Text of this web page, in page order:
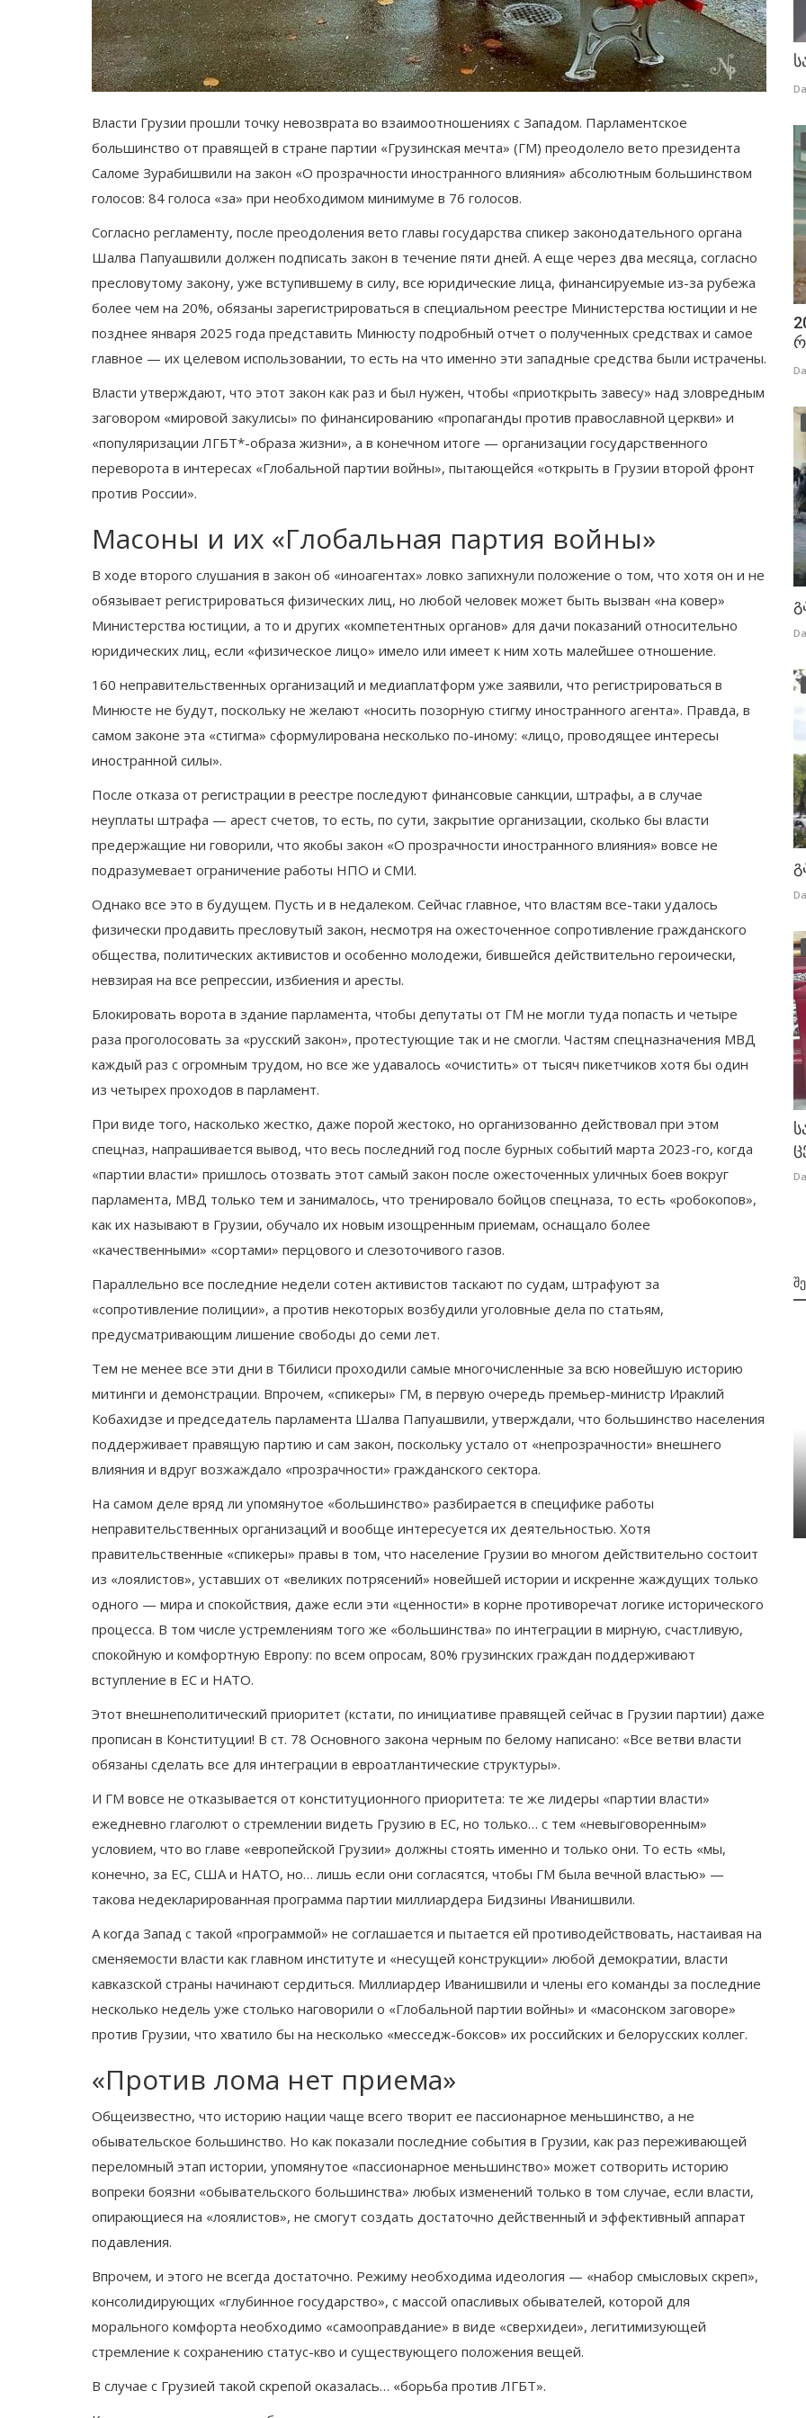
Власти Грузии прошли точку невозврата во взаимоотношениях с Западом. Парламентское
большинство от правящей в стране партии «Грузинская мечта» (ГМ) преодолело вето президента
Саломе Зурабишвили на закон «О прозрачности иностранного влияния» абсолютным большинством
голосов: 84 голоса «за» при необходимом минимуме в 76 голосов.
Согласно регламенту, после преодоления вето главы государства спикер законодательного органа
Шалва Папуашвили должен подписать закон в течение пяти дней. А еще через два месяца, согласно
пресловутому закону, уже вступившему в силу, все юридические лица, финансируемые из-за рубежа
более чем на 20%, обязаны зарегистрироваться в специальном реестре Министерства юстиции и не
позднее января 2025 года представить Минюсту подробный отчет о полученных средствах и самое
главное — их целевом использовании, то есть на что именно эти западные средства были истрачены.
Власти утверждают, что этот закон как раз и был нужен, чтобы «приоткрыть завесу» над зловредным
заговором «мировой закулисы» по финансированию «пропаганды против православной церкви» и
«популяризации ЛГБТ*-образа жизни», а в конечном итоге — организации государственного
переворота в интересах «Глобальной партии войны», пытающейся «открыть в Грузии второй фронт
против России».
Масоны и их «Глобальная партия войны»
В ходе второго слушания в закон об «иноагентах» ловко запихнули положение о том, что хотя он и не
обязывает регистрироваться физических лиц, но любой человек может быть вызван «на ковер»
Министерства юстиции, а то и других «компетентных органов» для дачи показаний относительно
юридических лиц, если «физическое лицо» имело или имеет к ним хоть малейшее отношение.
160 неправительственных организаций и медиаплатформ уже заявили, что регистрироваться в
Минюсте не будут, поскольку не желают «носить позорную стигму иностранного агента». Правда, в
самом законе эта «стигма» сформулирована несколько по-иному: «лицо, проводящее интересы
иностранной силы».
После отказа от регистрации в реестре последуют финансовые санкции, штрафы, а в случае
неуплаты штрафа — арест счетов, то есть, по сути, закрытие организации, сколько бы власти
предержащие ни говорили, что якобы закон «О прозрачности иностранного влияния» вовсе не
подразумевает ограничение работы НПО и СМИ.
Однако все это в будущем. Пусть и в недалеком. Сейчас главное, что властям все-таки удалось
физически продавить пресловутый закон, несмотря на ожесточенное сопротивление гражданского
общества, политических активистов и особенно молодежи, бившейся действительно героически,
невзирая на все репрессии, избиения и аресты.
Блокировать ворота в здание парламента, чтобы депутаты от ГМ не могли туда попасть и четыре
раза проголосовать за «русский закон», протестующие так и не смогли. Частям спецназначения МВД
каждый раз с огромным трудом, но все же удавалось «очистить» от тысяч пикетчиков хотя бы один
из четырех проходов в парламент.
При виде того, насколько жестко, даже порой жестоко, но организованно действовал при этом
спецназ, напрашивается вывод, что весь последний год после бурных событий марта 2023-го, когда
«партии власти» пришлось отозвать этот самый закон после ожесточенных уличных боев вокруг
парламента, МВД только тем и занималось, что тренировало бойцов спецназа, то есть «робокопов»,
как их называют в Грузии, обучало их новым изощренным приемам, оснащало более
«качественными» «сортами» перцового и слезоточивого газов.
Параллельно все последние недели сотен активистов таскают по судам, штрафуют за
«сопротивление полиции», а против некоторых возбудили уголовные дела по статьям,
предусматривающим лишение свободы до семи лет.
Тем не менее все эти дни в Тбилиси проходили самые многочисленные за всю новейшую историю
митинги и демонстрации. Впрочем, «спикеры» ГМ, в первую очередь премьер-министр Ираклий
Кобахидзе и председатель парламента Шалва Папуашвили, утверждали, что большинство населения
поддерживает правящую партию и сам закон, поскольку устало от «непрозрачности» внешнего
влияния и вдруг возжаждало «прозрачности» гражданского сектора.
На самом деле вряд ли упомянутое «большинство» разбирается в специфике работы
неправительственных организаций и вообще интересуется их деятельностью. Хотя
правительственные «спикеры» правы в том, что население Грузии во многом действительно состоит
из «лоялистов», уставших от «великих потрясений» новейшей истории и искренне жаждущих только
одного — мира и спокойствия, даже если эти «ценности» в корне противоречат логике исторического
процесса. В том числе устремлениям того же «большинства» по интеграции в мирную, счастливую,
спокойную и комфортную Европу: по всем опросам, 80% грузинских граждан поддерживают
вступление в ЕС и НАТО.
Этот внешнеполитический приоритет (кстати, по инициативе правящей сейчас в Грузии партии) даже
прописан в Конституции! В ст. 78 Основного закона черным по белому написано: «Все ветви власти
обязаны сделать все для интеграции в евроатлантические структуры».
И ГМ вовсе не отказывается от конституционного приоритета: те же лидеры «партии власти»
ежедневно глаголют о стремлении видеть Грузию в ЕС, но только… с тем «невыговоренным»
условием, что во главе «европейской Грузии» должны стоять именно и только они. То есть «мы,
конечно, за ЕС, США и НАТО, но… лишь если они согласятся, чтобы ГМ была вечной властью» —
такова недекларированная программа партии миллиардера Бидзины Иванишвили.
А когда Запад с такой «программой» не соглашается и пытается ей противодействовать, настаивая на
сменяемости власти как главном институте и «несущей конструкции» любой демократии, власти
кавказской страны начинают сердиться. Миллиардер Иванишвили и члены его команды за последние
несколько недель уже столько наговорили о «Глобальной партии войны» и «масонском заговоре»
против Грузии, что хватило бы на несколько «месседж-боксов» их российских и белорусских коллег.
«Против лома нет приема»
Общеизвестно, что историю нации чаще всего творит ее пассионарное меньшинство, а не
обывательское большинство. Но как показали последние события в Грузии, как раз переживающей
переломный этап истории, упомянутое «пассионарное меньшинство» может сотворить историю
вопреки боязни «обывательского большинства» любых изменений только в том случае, если власти,
опирающиеся на «лоялистов», не смогут создать достаточно действенный и эффективный аппарат
подавления.
Впрочем, и этого не всегда достаточно. Режиму необходима идеология — «набор смысловых скреп»,
консолидирующих «глубинное государство», с массой опасливых обывателей, которой для
морального комфорта необходимо «самооправдание» в виде «сверхидеи», легитимизующей
стремление к сохранению статус-кво и существующего положения вещей.
В случае с Грузией такой скрепой оказалась… «борьба против ЛГБТ».
სამხედრო ბაზებს?!
მიმდინარე მოვლენები
ვინ გაიმარჯვებს ამერიკაში?